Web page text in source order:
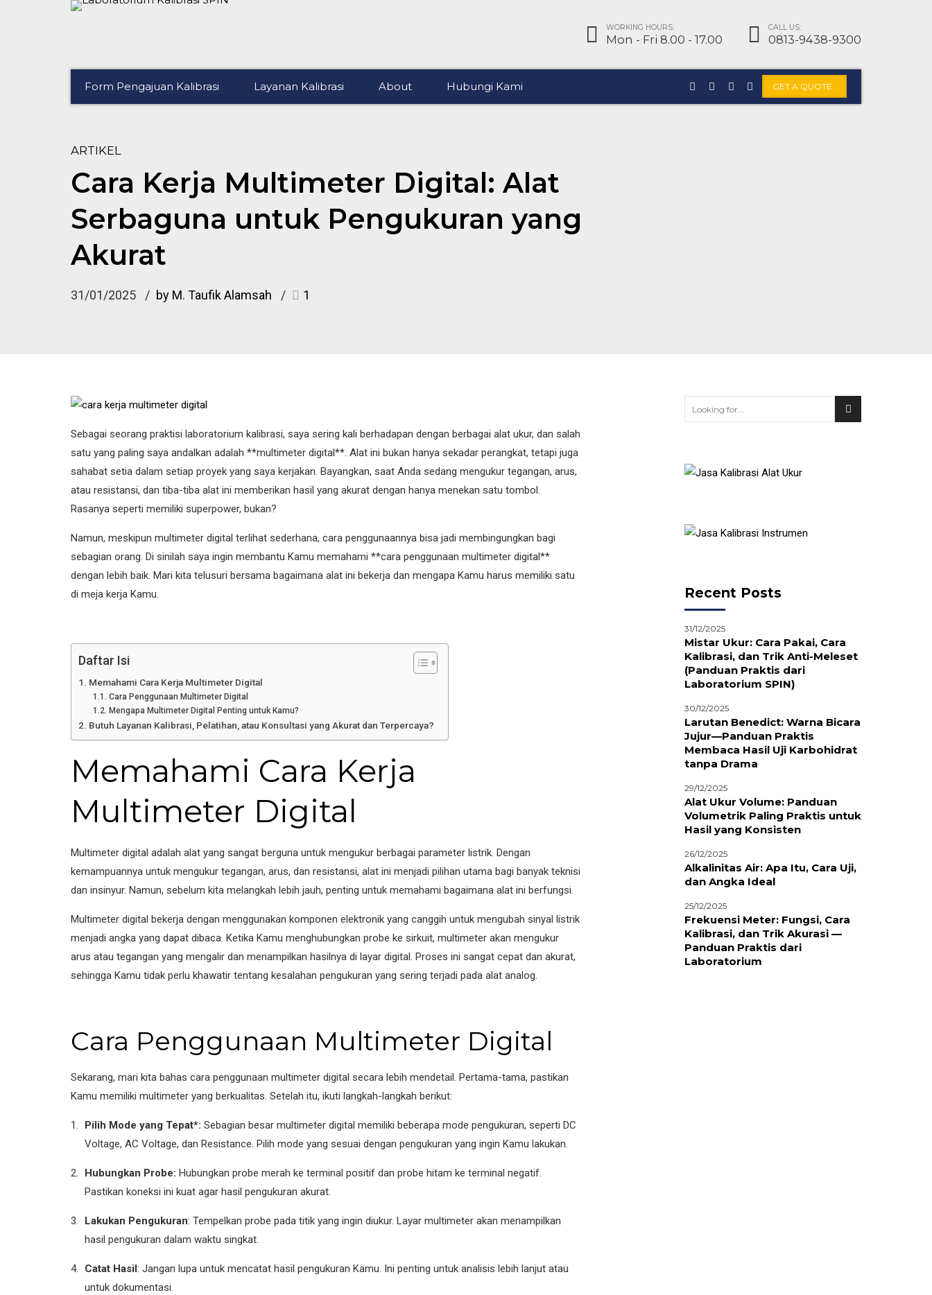
WORKING HOURS:
Mon - Fri 8.00 - 17.00
CALL US:
0813-9438-9300
GET A QUOTE
Form Pengajuan Kalibrasi Layanan Kalibrasi About Hubungi Kami
ARTIKEL
Cara Kerja Multimeter Digital: Alat
Serbaguna untuk Pengukuran yang
Akurat
31/01/2025 by M. Taufik Alamsah 1
Sebagai seorang praktisi laboratorium kalibrasi, saya sering kali berhadapan dengan berbagai alat ukur, dan salah
satu yang paling saya andalkan adalah **multimeter digital**. Alat ini bukan hanya sekadar perangkat, tetapi juga
sahabat setia dalam setiap proyek yang saya kerjakan. Bayangkan, saat Anda sedang mengukur tegangan, arus,
atau resistansi, dan tiba-tiba alat ini memberikan hasil yang akurat dengan hanya menekan satu tombol.
Rasanya seperti memiliki superpower, bukan?
Namun, meskipun multimeter digital terlihat sederhana, cara penggunaannya bisa jadi membingungkan bagi
sebagian orang. Di sinilah saya ingin membantu Kamu memahami **cara penggunaan multimeter digital**
dengan lebih baik. Mari kita telusuri bersama bagaimana alat ini bekerja dan mengapa Kamu harus memiliki satu
di meja kerja Kamu.
Daftar Isi
Memahami Cara Kerja Multimeter Digital
Cara Penggunaan Multimeter Digital
Mengapa Multimeter Digital Penting untuk Kamu?
Butuh Layanan Kalibrasi, Pelatihan, atau Konsultasi yang Akurat dan Terpercaya?
Memahami Cara Kerja
Multimeter Digital
Multimeter digital adalah alat yang sangat berguna untuk mengukur berbagai parameter listrik. Dengan
kemampuannya untuk mengukur tegangan, arus, dan resistansi, alat ini menjadi pilihan utama bagi banyak teknisi
dan insinyur. Namun, sebelum kita melangkah lebih jauh, penting untuk memahami bagaimana alat ini berfungsi.
Multimeter digital bekerja dengan menggunakan komponen elektronik yang canggih untuk mengubah sinyal listrik
menjadi angka yang dapat dibaca. Ketika Kamu menghubungkan probe ke sirkuit, multimeter akan mengukur
arus atau tegangan yang mengalir dan menampilkan hasilnya di layar digital. Proses ini sangat cepat dan akurat,
sehingga Kamu tidak perlu khawatir tentang kesalahan pengukuran yang sering terjadi pada alat analog.
Cara Penggunaan Multimeter Digital
Sekarang, mari kita bahas cara penggunaan multimeter digital secara lebih mendetail. Pertama-tama, pastikan
Kamu memiliki multimeter yang berkualitas. Setelah itu, ikuti langkah-langkah berikut:
Pilih Mode yang Tepat*: Sebagian besar multimeter digital memiliki beberapa mode pengukuran, seperti DC
Voltage, AC Voltage, dan Resistance. Pilih mode yang sesuai dengan pengukuran yang ingin Kamu lakukan.
Hubungkan Probe: Hubungkan probe merah ke terminal positif dan probe hitam ke terminal negatif.
Pastikan koneksi ini kuat agar hasil pengukuran akurat.
Lakukan Pengukuran: Tempelkan probe pada titik yang ingin diukur. Layar multimeter akan menampilkan
hasil pengukuran dalam waktu singkat.
Catat Hasil: Jangan lupa untuk mencatat hasil pengukuran Kamu. Ini penting untuk analisis lebih lanjut atau
untuk dokumentasi.
Recent Posts
31/12/2025
Mistar Ukur: Cara Pakai, Cara
Kalibrasi, dan Trik Anti-Meleset
(Panduan Praktis dari
Laboratorium SPIN)
30/12/2025
Larutan Benedict: Warna Bicara
Jujur—Panduan Praktis
Membaca Hasil Uji Karbohidrat
tanpa Drama
29/12/2025
Alat Ukur Volume: Panduan
Volumetrik Paling Praktis untuk
Hasil yang Konsisten
26/12/2025
Alkalinitas Air: Apa Itu, Cara Uji,
dan Angka Ideal
25/12/2025
Frekuensi Meter: Fungsi, Cara
Kalibrasi, dan Trik Akurasi —
Panduan Praktis dari
Laboratorium